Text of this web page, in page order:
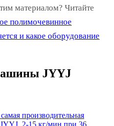
материалом? Читайте
полимочевинное
и какое оборудование
JYYJ
производительная
2-15 кг/мин при 36